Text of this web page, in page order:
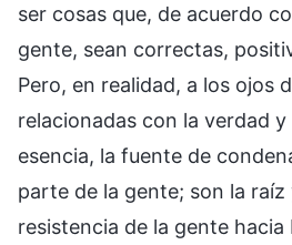
ser cosas que, de acuerdo
gente, sean correctas,
Pero, en realidad, a los ojos
relacionadas con la verdad
esencia, la fuente de
parte de la gente; son la raíz
resistencia de la gente hacia